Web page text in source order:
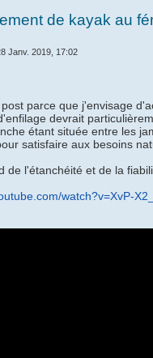
de kayak au
Janv. 2019, 17:02
parce que j'envisage
devrait
étant située entre les
satisfaire aux besoins
de l'étanchéité et de la
watch?v=XvP-